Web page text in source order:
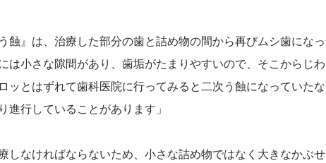
蝕』は、治療した部分の歯と詰め物の間から再びムシ歯になっ
小さな隙間があり、歯垢がたまりやすいので、そこからじわ
ッとはずれて歯科医院に行ってみると二次う蝕になっていたな
行していることがあります」
なければならないため、小さな詰め物ではなく大きなかぶせ